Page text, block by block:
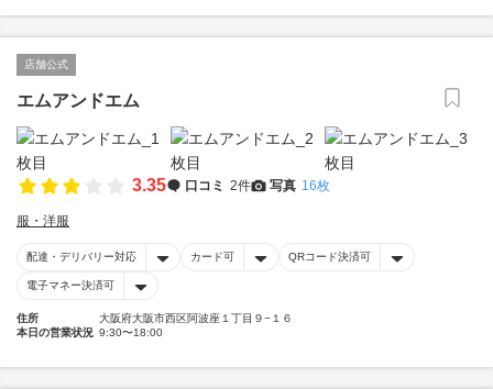
店舗公式
エムアンドエム
3.35 口コミ 2件 写真 16枚
服・洋服
配達・デリバリー対応 カード可 QRコード決済可
電子マネー決済可
住所
大阪府大阪市西区阿波座１丁目９−１６
本日の営業状況 9:30〜18:00